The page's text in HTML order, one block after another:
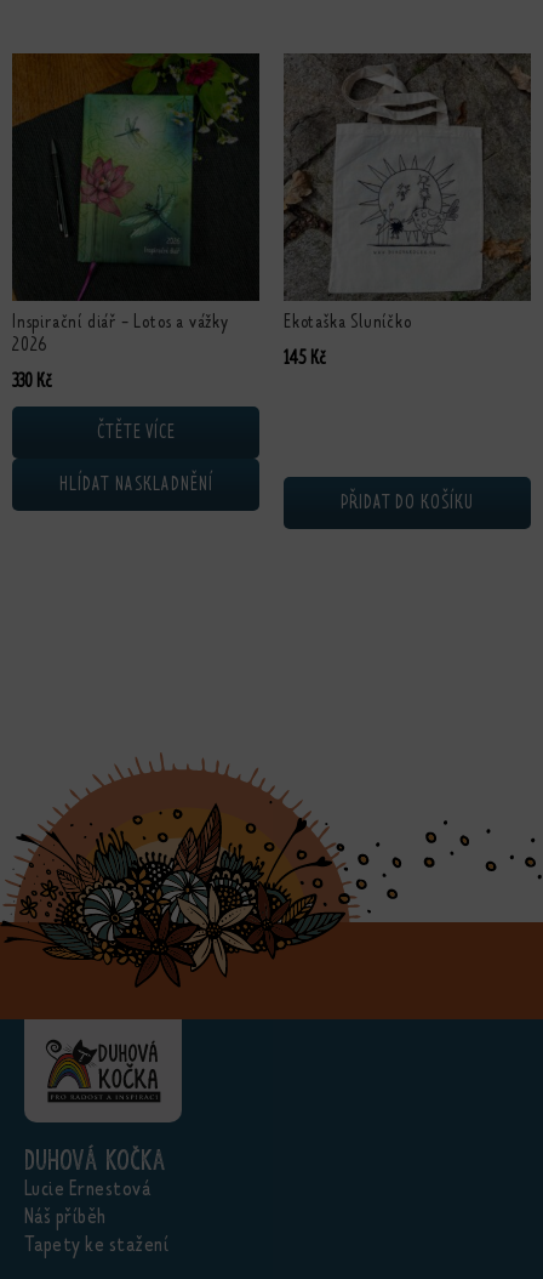
Inspirační diář - Lotos a vážky
2026
330 Kč
ČTĚTE VÍCE
HLÍDAT NASKLADNĚNÍ
Ekotaška Sluníčko
145 Kč
PŘIDAT DO KOŠÍKU
Duhová kočka
Lucie Ernestová
Náš příběh
Tapety ke stažení